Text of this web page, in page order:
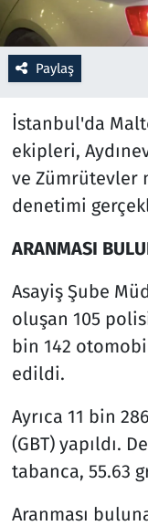
Paylaş
İstanbul'da
ekipleri,
ve Zümrütevler
denetimi
ARANMASI
Asayiş Şube
oluşan 105
bin 142
edildi.
Ayrıca 11 bin
(GBT) yapıldı.
tabanca, 55.63
Aranması
Savunma
Seçim 2023
Teknoloji ve
Televizyon